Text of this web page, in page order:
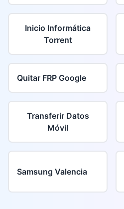
Inicio Informática
Torrent
Quitar FRP Google
Transferir Datos
Móvil
Samsung Valencia